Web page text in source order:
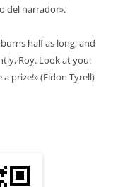
del narrador».
half as long; and
Roy. Look at you:
prize!» (Eldon Tyrell)